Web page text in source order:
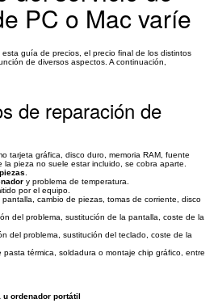
PC o Mac varíe
guía de precios, el precio final de los distintos
de diversos aspectos. A continuación,
de reparación de
tarjeta gráfica, disco duro, memoria RAM, fuente
pieza no suele estar incluido, se cobra aparte.
y problema de temperatura.
por el equipo.
pantalla, cambio de piezas, tomas de corriente, disco
del problema, sustitución de la pantalla, coste de la
del problema, sustitución del teclado, coste de la
pasta térmica, soldadura o montaje chip gráfico, entre
u ordenador portátil